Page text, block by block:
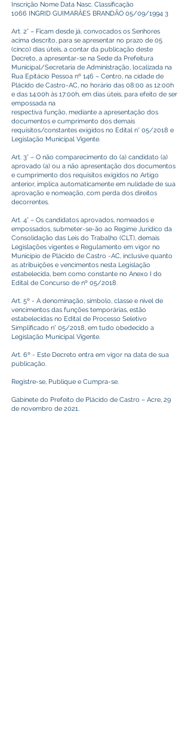
Inscrição Nome Data Nasc. Classificação
1066 INGRID GUIMARÂES BRANDÃO 05/09/1994 3
Art. 2° – Ficam desde já, convocados os Senhores
acima descrito, para se apresentar no prazo de 05
(cinco) dias úteis, a contar da publicação deste
Decreto, a apresentar-se na Sede da Prefeitura
Municipal/Secretaria de Administração, localizada na
Rua Epitácio Pessoa nº 146 – Centro, na cidade de
Plácido de Castro-AC, no horário das 08:00 as 12:00h
e das 14:00h às 17:00h, em dias úteis, para efeito de ser
empossada na
respectiva função, mediante a apresentação dos
documentos e cumprimento dos demais
requisitos/constantes exigidos no Edital n° 05/2018 e
Legislação Municipal Vigente.
Art. 3° – O não comparecimento do (a) candidato (a)
aprovado (a) ou a não apresentação dos documentos
e cumprimento dos requisitos exigidos no Artigo
anterior, implica automaticamente em nulidade de sua
aprovação e nomeação, com perda dos direitos
decorrentes.
Art. 4° – Os candidatos aprovados, nomeados e
empossados, submeter-se-ão ao Regime Jurídico da
Consolidação das Leis do Trabalho (CLT), demais
Legislações vigentes e Regulamento em vigor no
Município de Plácido de Castro -AC, inclusive quanto
as atribuições e vencimentos nesta Legislação
estabelecida, bem como constante no Anexo I do
Edital de Concurso de nº 05/2018.
Art. 5º - A denominação, símbolo, classe e nível de
vencimentos das funções temporárias, estão
estabelecidas no Edital de Processo Seletivo
Simplificado n° 05/2018, em tudo obedecido a
Legislação Municipal Vigente.
Art. 6º - Este Decreto entra em vigor na data de sua
publicação.
Registre-se, Publique e Cumpra-se.
Gabinete do Prefeito de Plácido de Castro – Acre, 29
de novembro de 2021.